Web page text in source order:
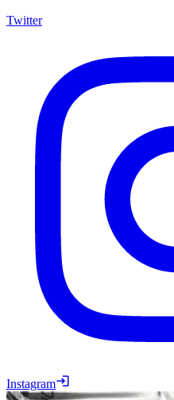
Twitter
Instagram